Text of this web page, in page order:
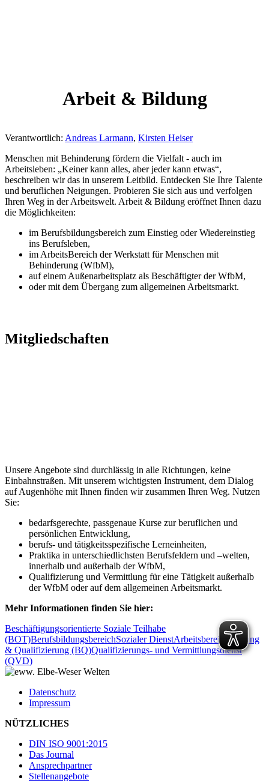
Arbeit & Bildung
Verantwortlich: Andreas Larmann, Kirsten Heiser
Menschen mit Behinderung fördern die Vielfalt - auch im
Arbeitsleben: „Keiner kann alles, aber jeder kann etwas“,
beschreiben wir das in unserem Leitbild. Entdecken Sie Ihre Talente
und beruflichen Neigungen. Probieren Sie sich aus und verfolgen
Ihren Weg in der Arbeitswelt. Arbeit & Bildung eröffnet Ihnen dazu
die Möglichkeiten:
im Berufsbildungsbereich zum Einstieg oder Wiedereinstieg
ins Berufsleben,
im ArbeitsBereich der Werkstatt für Menschen mit
Behinderung (WfbM),
auf einem Außenarbeitsplatz als Beschäftigter der WfbM,
oder mit dem Übergang zum allgemeinen Arbeitsmarkt.
Mitgliedschaften
Unsere Angebote sind durchlässig in alle Richtungen, keine
Einbahnstraßen. Mit unserem wichtigsten Instrument, dem Dialog
auf Augenhöhe mit Ihnen finden wir zusammen Ihren Weg. Nutzen
Sie:
bedarfsgerechte, passgenaue Kurse zur beruflichen und
persönlichen Entwicklung,
berufs- und tätigkeitsspezifische Lerneinheiten,
Praktika in unterschiedlichsten Berufsfeldern und –welten,
innerhalb und außerhalb der WfbM,
Qualifizierung und Vermittlung für eine Tätigkeit außerhalb
der WfbM oder auf dem allgemeinen Arbeitsmarkt.
Mehr Informationen finden Sie hier:
Beschäftigungsorientierte Soziale Teilhabe
(BOT)BerufsbildungsbereichSozialer DienstArbeitsbereichBildung
& Qualifizierung (BQ)Qualifizierungs- und Vermittlungsdienst
(QVD)
Datenschutz
Impressum
NÜTZLICHES
DIN ISO 9001:2015
Das Journal
Ansprechpartner
Stellenangebote